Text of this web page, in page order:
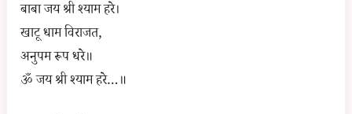
बाबा जय श्री श्याम हरे।
खाटू धाम विराजत,
अनुपम रूप धरे॥
ॐ जय श्री श्याम हरे…॥